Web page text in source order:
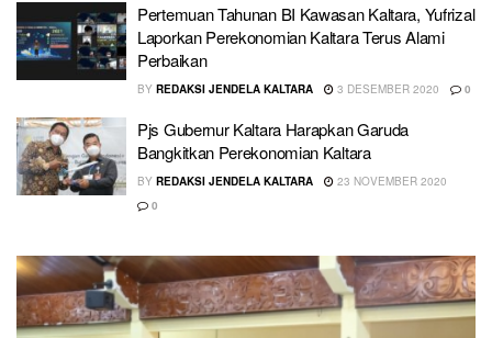
Pertemuan Tahunan BI Kawasan Kaltara, Yufrizal
Laporkan Perekonomian Kaltara Terus Alami
Perbaikan
BY REDAKSI JENDELA KALTARA 3 DESEMBER 2020 0
Pjs Gubernur Kaltara Harapkan Garuda
Bangkitkan Perekonomian Kaltara
BY REDAKSI JENDELA KALTARA
23 NOVEMBER 2020
0